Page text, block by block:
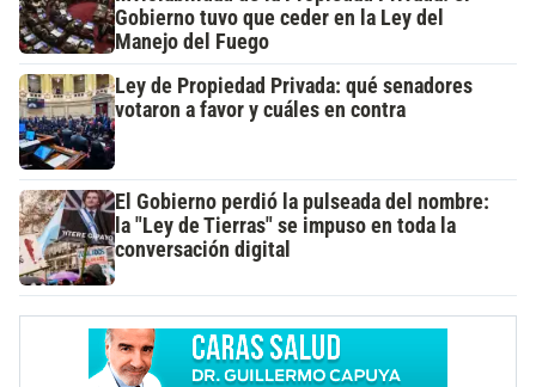
Gobierno tuvo que ceder en la Ley del
Manejo del Fuego
Ley de Propiedad Privada: qué senadores
votaron a favor y cuáles en contra
El Gobierno perdió la pulseada del nombre:
la "Ley de Tierras" se impuso en toda la
conversación digital